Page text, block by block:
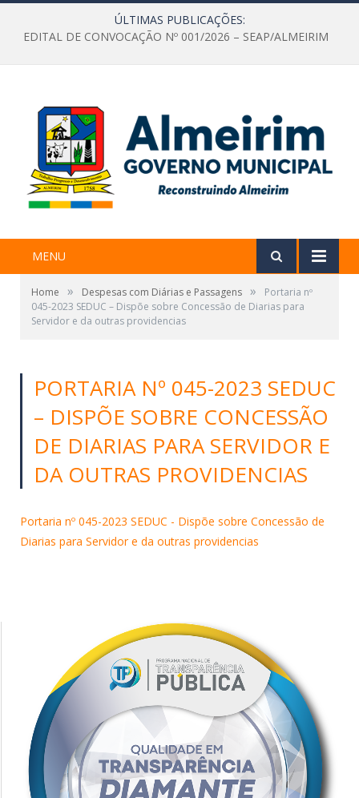
ÚLTIMAS PUBLICAÇÕES:
EDITAL DE CONVOCAÇÃO Nº 001/2026 – SEAP/ALMEIRIM
MENU
Home » Despesas com Diárias e Passagens »
Portaria nº
045-2023 SEDUC – Dispõe sobre Concessão de Diarias para
Servidor e da outras providencias
PORTARIA Nº 045-2023 SEDUC
– DISPÕE SOBRE CONCESSÃO
DE DIARIAS PARA SERVIDOR E
DA OUTRAS PROVIDENCIAS
Portaria nº 045-2023 SEDUC - Dispõe sobre Concessão de
Diarias para Servidor e da outras providencias